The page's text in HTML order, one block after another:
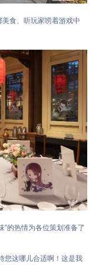
食、听玩家唠着游戏中
的热情为各位策划准备了
这哪儿合适啊！这是我